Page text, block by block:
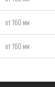
от 160 мм
от 160 мм